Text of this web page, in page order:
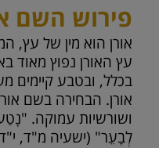
פירוש השם
אורן הוא מין של עץ,
עץ האורן נפוץ מאוד
אורן. הבחירה בשם
ושורשיות עמוקה.
לְבָעֵר" (ישעיה מ"ד,